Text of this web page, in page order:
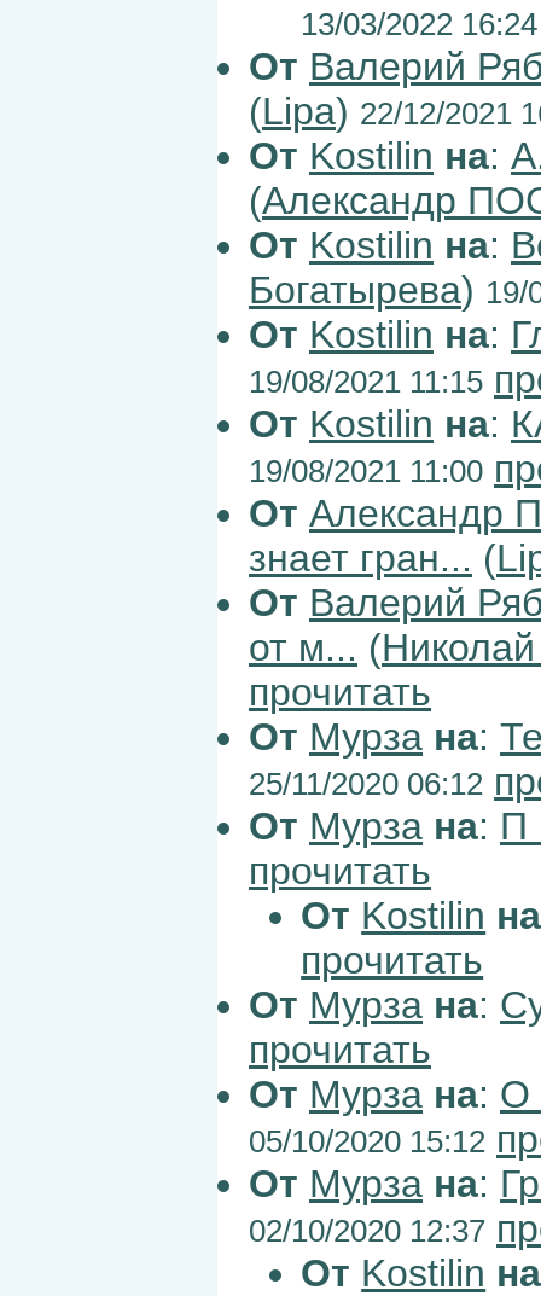
13/03/2022 16:24
От Валерий
(Lipa) 22/12/2021
От Kostilin на:
(Александр
От Kostilin на:
Богатырева) 19/
От Kostilin на:
19/08/2021 11:15
От Kostilin на:
19/08/2021 11:00
От Александр
знает гран... (
От Валерий
от м... (
прочитать
От Мурза на:
25/11/2020 06:12
От Мурза на: П
прочитать
От Kostilin на
прочитать
От Мурза на:
прочитать
От Мурза на: О
05/10/2020 15:12
От Мурза на:
02/10/2020 12:37
От Kostilin на